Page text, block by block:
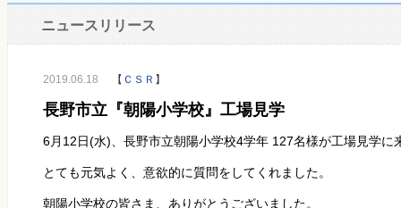
ニュースリリース
2019.06.18 【 ＣＳＲ 】
長野市立『朝陽小学校』工場見学
6月12日(水)、長野市立朝陽小学校4学年 127名様が工場見学に
とても元気よく、意欲的に質問をしてくれました。
朝陽小学校の皆さま、ありがとうございました。